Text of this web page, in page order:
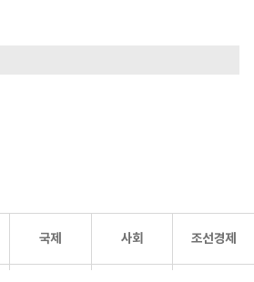
국제 사회 조선경제